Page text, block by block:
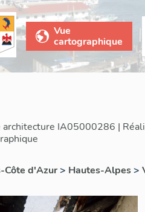
Vue
cartographique
architecture IA05000286 |
Côte d'Azur> Hautes-Alpes>